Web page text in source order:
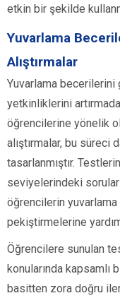
etkin bir şekilde
Yuvarlama
Alıştırmalar
Yuvarlama
yetkinliklerini
öğrencilerine yönelik
alıştırmalar, bu süreci
tasarlanmıştır.
seviyelerindeki
öğrencilerin
pekiştirmelerine
Öğrencilere sunulan
konularında
basitten zora doğru